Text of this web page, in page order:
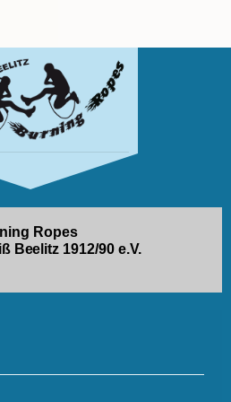
Ropes
Beelitz 1912/90 e.V.